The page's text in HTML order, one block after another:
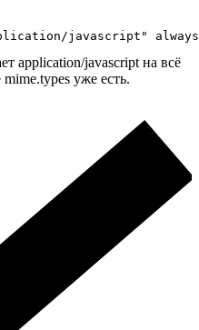
javascript"
application/javascript на всё
уже есть.